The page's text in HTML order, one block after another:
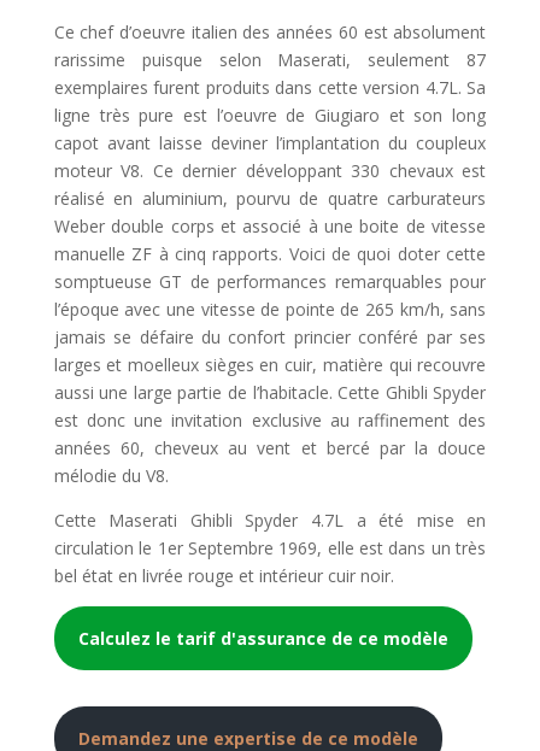
Ce chef d’oeuvre italien des années 60 est absolument
rarissime puisque selon Maserati, seulement 87
exemplaires furent produits dans cette version 4.7L. Sa
ligne très pure est l’oeuvre de Giugiaro et son long
capot avant laisse deviner l’implantation du coupleux
moteur V8. Ce dernier développant 330 chevaux est
réalisé en aluminium, pourvu de quatre carburateurs
Weber double corps et associé à une boite de vitesse
manuelle ZF à cinq rapports. Voici de quoi doter cette
somptueuse GT de performances remarquables pour
l’époque avec une vitesse de pointe de 265 km/h, sans
jamais se défaire du confort princier conféré par ses
larges et moelleux sièges en cuir, matière qui recouvre
aussi une large partie de l’habitacle. Cette Ghibli Spyder
est donc une invitation exclusive au raffinement des
années 60, cheveux au vent et bercé par la douce
mélodie du V8.
Cette Maserati Ghibli Spyder 4.7L a été mise en
circulation le 1er Septembre 1969, elle est dans un très
bel état en livrée rouge et intérieur cuir noir.
Calculez le tarif d'assurance de ce modèle
Demandez une expertise de ce modèle